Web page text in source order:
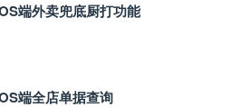
端外卖兜底厨打功能
端全店单据查询